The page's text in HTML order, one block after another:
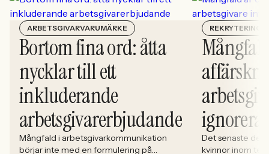
ARBETSGIVARVARUMÄRKE
Bortom fina ord: åtta
nycklar till ett
inkluderande
arbetsgivarerbjudande
Mångfald i arbetsgivarkommunikation
börjar inte med en formulering på
REKRYTERING
ignorera
Det senaste
kvinnor inom